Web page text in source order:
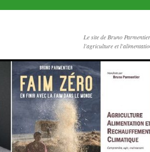
Le site de Bruno
l'agriculture et